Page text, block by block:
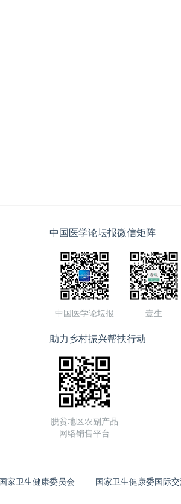
中国医学论坛报微信矩阵
中国医学论坛报 壹生
助力乡村振兴帮扶行动
脱贫地区农副产品
网络销售平台
国家卫生健康委员会 国家卫生健康委国际